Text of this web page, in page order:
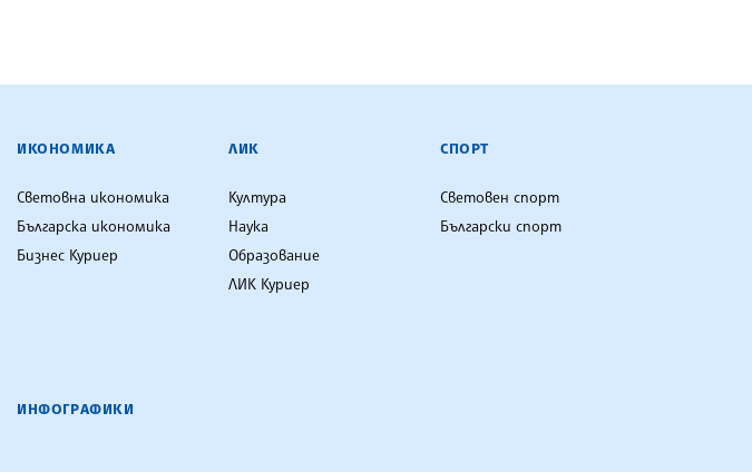
ИКОНОМИКА
Световна икономика
Българска икономика
Бизнес Куриер
ЛИК
Култура
Наука
Образование
ЛИК Куриер
СПОРТ
Световен спорт
Български спорт
ИНФОГРАФИКИ